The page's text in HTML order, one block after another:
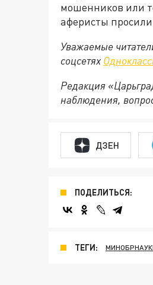
мошенников или
аферисты
Уважаемые
соцсетях
Редакция
наблюдения,
ДЗЕН
ПОДЕЛИТЬСЯ:
ТЕГИ: